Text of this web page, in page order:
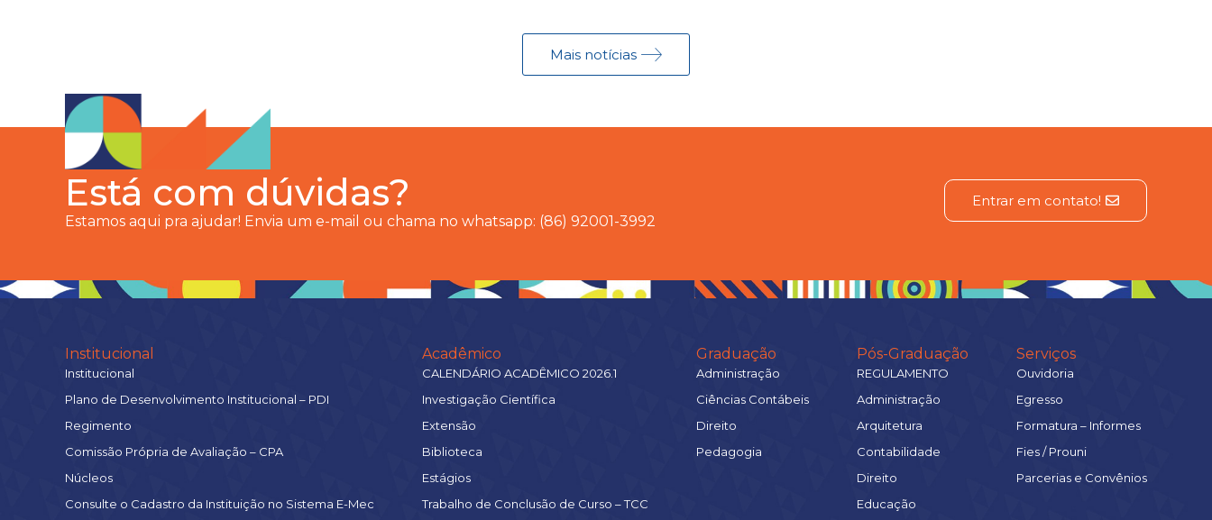
Mais notícias
Está com dúvidas?
Estamos aqui pra ajudar! Envia um e-mail ou chama no whatsapp: (86) 92001-3992
Entrar em contato!
Institucional
Institucional
Plano de Desenvolvimento Institucional – PDI
Regimento
Comissão Própria de Avaliação – CPA
Núcleos
Consulte o Cadastro da Instituição no Sistema E-Mec
Acadêmico
CALENDÁRIO ACADÊMICO 2026.1
Investigação Científica
Extensão
Biblioteca
Estágios
Trabalho de Conclusão de Curso – TCC
Graduação
Administração
Ciências Contábeis
Direito
Pedagogia
Pós-Graduação
REGULAMENTO
Administração
Arquitetura
Contabilidade
Direito
Educação
Serviços
Ouvidoria
Egresso
Formatura – Informes
Fies / Prouni
Parcerias e Convênios